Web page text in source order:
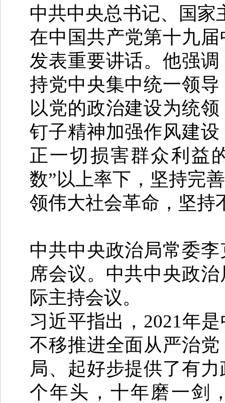
中共中央总书记、国家
在中国共产党第十九
发表重要讲话。他强
持党中央集中统一领
以党的政治建设为统
钉子精神加强作风建
正一切损害群众利益
数”以上率下，坚持完
领伟大社会革命，坚持
中共中央政治局常委
席会议。中共中央政
际主持会议。
习近平指出，2021年
不移推进全面从严治
局、起好步提供了有
个年头，十年磨一剑